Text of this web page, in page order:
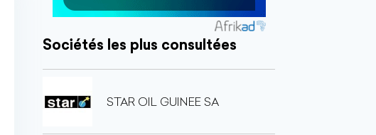
Sociétés les plus consultées
STAR OIL GUINEE SA